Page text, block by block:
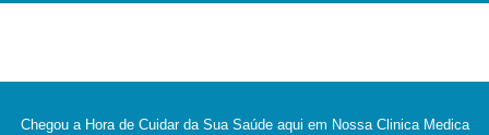
Chegou a Hora de Cuidar da Sua Saúde aqui em Nossa Clinica Medica